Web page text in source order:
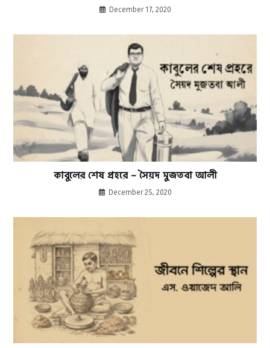
December 17, 2020
কাবুলের শেষ প্রহরে – সৈয়দ মুজতবা আলী
December 25, 2020